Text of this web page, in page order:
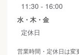
11:30 - 16:00
水・木・金
定休日
営業時間・定休日は変